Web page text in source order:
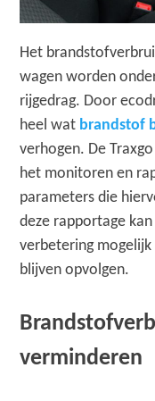
Het
wagen worden
rijgedrag. Door
heel wat brandstof
verhogen. De
het monitoren en
parameters die
deze rapportage
verbetering
blijven opvolgen.
verminderen